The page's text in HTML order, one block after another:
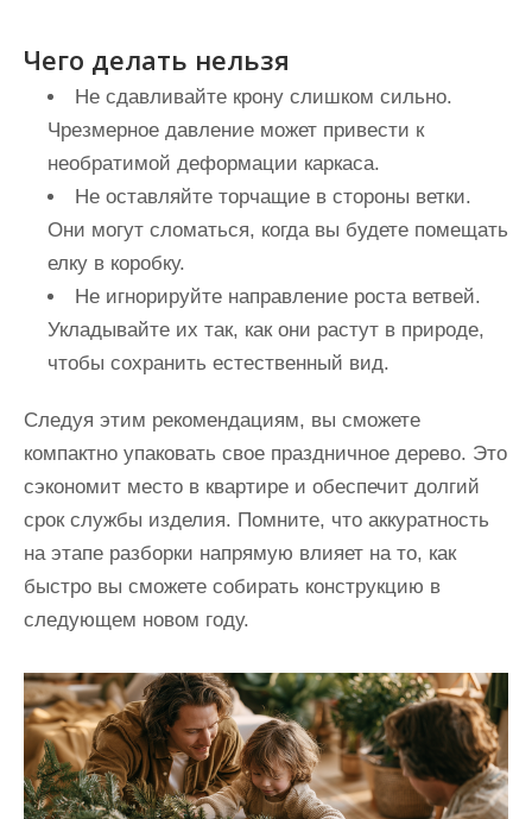
Чего делать нельзя
Не сдавливайте крону слишком сильно.
Чрезмерное давление может привести к
необратимой деформации каркаса.
Не оставляйте торчащие в стороны ветки.
Они могут сломаться, когда вы будете помещать
елку в коробку.
Не игнорируйте направление роста ветвей.
Укладывайте их так, как они растут в природе,
чтобы сохранить естественный вид.
Следуя этим рекомендациям, вы сможете
компактно упаковать свое праздничное дерево. Это
сэкономит место в квартире и обеспечит долгий
срок службы изделия. Помните, что аккуратность
на этапе разборки напрямую влияет на то, как
быстро вы сможете собирать конструкцию в
следующем новом году.